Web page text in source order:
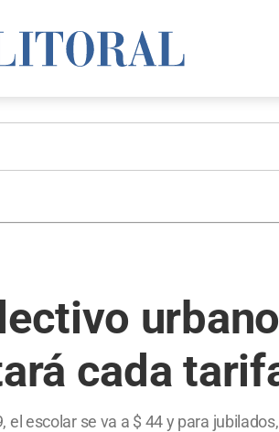
cada
escolar se va a $ 44 y para